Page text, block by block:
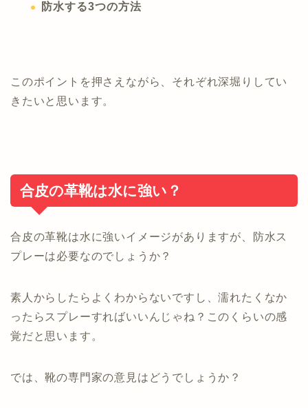
防水する3つの方法
このポイントを押さえながら、それぞれ深堀りしてい
きたいと思います。
合皮の革靴は水に強い？
合皮の革靴は水に強いイメージがありますが、防水ス
プレーは必要なのでしょうか？
素人からしたらよくわからないですし、濡れたくなか
ったらスプレーすればいいんじゃね？このくらいの感
覚だと思います。
では、靴の専門家の意見はどうでしょうか？